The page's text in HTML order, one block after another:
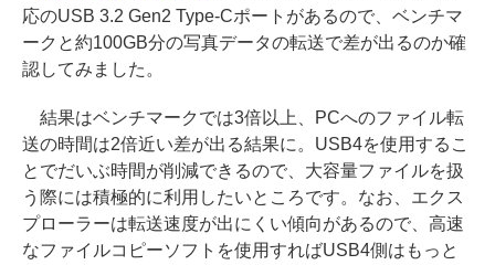
応のUSB 3.2 Gen2 Type-Cポートがあるので、ベンチマ
ークと約100GB分の写真データの転送で差が出るのか確
認してみました。
結果はベンチマークでは3倍以上、PCへのファイル転
送の時間は2倍近い差が出る結果に。USB4を使用するこ
とでだいぶ時間が削減できるので、大容量ファイルを扱
う際には積極的に利用したいところです。なお、エクス
プローラーは転送速度が出にくい傾向があるので、高速
なファイルコピーソフトを使用すればUSB4側はもっと